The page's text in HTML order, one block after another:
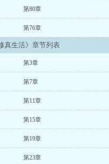
第80章
第76章
真生活》章节列表
第3章
第7章
第11章
第15章
第19章
第23章